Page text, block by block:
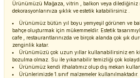
Ürünümüzü Mağaza, vitrin , balkon veya dilediğiniz
dekorasyonlarınıza şıklık ve estetik katabilirsiniz .
Ürünümüz bütün yıl boyu yemyeşil görünen ve
bahçe oluşturmak için mükemmeldir. Estetik
cafe , restaurantlarınızda ve birçok alanda çok şık
zenginlik katar.
Ürünümüzü çok uzun yıllar kullanabilirsiniz en
bozulma olmaz. Su ile yıkanabilir temizliği çok
Ürünümüz kendi ithalatımız olup dış mekan
Ürünlerimizde 1.sınıf malzemeler kullanılmaktadır.